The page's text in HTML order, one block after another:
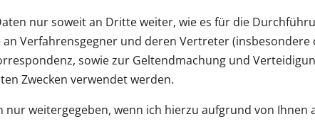
nur soweit an Dritte weiter, wie es für die
Verfahrensgegner und deren Vertreter
sowie zur Geltendmachung und
Zwecken verwendet werden.
nur weitergegeben, wenn ich hierzu aufgrund von